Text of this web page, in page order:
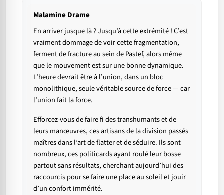
Malamine Drame
En arriver jusque là ? Jusqu’à cette extrémité ! C’est
vraiment dommage de voir cette fragmentation,
ferment de fracture au sein de Pastef, alors même
que le mouvement est sur une bonne dynamique.
L’heure devrait être à l’union, dans un bloc
monolithique, seule véritable source de force — car
l’union fait la force.
Efforcez-vous de faire fi des transhumants et de
leurs manœuvres, ces artisans de la division passés
maîtres dans l’art de flatter et de séduire. Ils sont
nombreux, ces politicards ayant roulé leur bosse
partout sans résultats, cherchant aujourd’hui des
raccourcis pour se faire une place au soleil et jouir
d’un confort immérité.